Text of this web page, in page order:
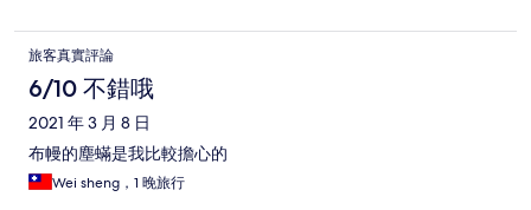
旅客真實評論
6/10 不錯哦
2021 年 3 月 8 日
布幔的塵蟎是我比較擔心的
Wei sheng，1 晚旅行